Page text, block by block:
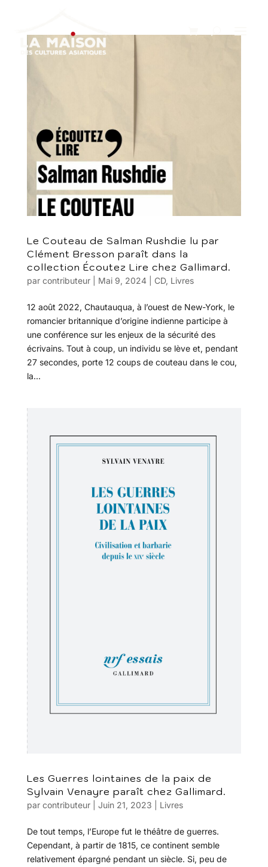
Le Couteau de Salman Rushdie lu par
Clément Bresson paraît dans la
collection Écoutez Lire chez Gallimard.
par contributeur| Mai 9, 2024| CD, Livres
12 août 2022, Chautauqua, à l’ouest de New-York, le
romancier britannique d’origine indienne participe à
une conférence sur les enjeux de la sécurité des
écrivains. Tout à coup, un individu se lève et, pendant
27 secondes, porte 12 coups de couteau dans le cou,
la...
Les Guerres lointaines de la paix de
Sylvain Venayre paraît chez Gallimard.
par contributeur| Juin 21, 2023 Livres
De tout temps, l’Europe fut le théâtre de guerres.
Cependant, à partir de 1815, ce continent semble
relativement épargné pendant un siècle. Si, peu de